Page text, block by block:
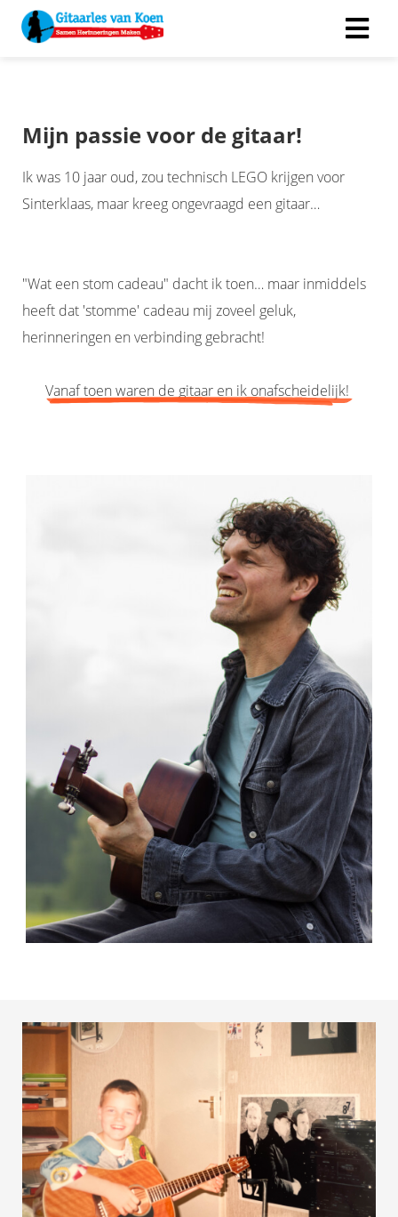
Mijn passie voor de gitaar!
Ik was 10 jaar oud, zou technisch LEGO krijgen voor
Sinterklaas, maar kreeg ongevraagd een gitaar…
"Wat een stom cadeau" dacht ik toen… maar inmiddels
heeft dat 'stomme' cadeau mij zoveel geluk,
herinneringen en verbinding gebracht!
Vanaf toen waren de gitaar en ik onafscheidelijk!